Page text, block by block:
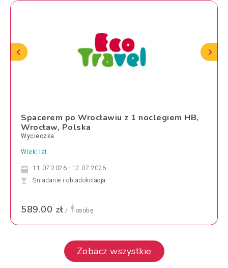
Spacerem po Wrocławiu z 1 noclegiem HB,
Wrocław, Polska
Wycieczka
Wiek: lat
11.07.2026 - 12.07.2026
Śniadanie i obiadokolacja
589.00 zł / osobę
Zobacz wszystkie